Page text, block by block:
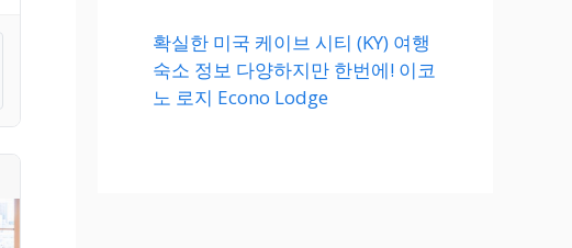
확실한 미국 케이브 시티 (KY) 여행
숙소 정보 다양하지만 한번에! 이코
노 로지 Econo Lodge